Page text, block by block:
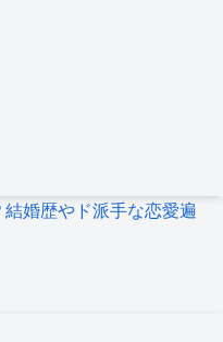
婚歴やド派手な恋愛遍